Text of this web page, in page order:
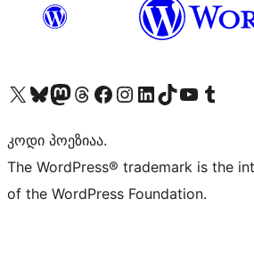
Visit our X (formerly Twitter) account
Visit our Bluesky account
Visit our Mastodon account
Visit our Threads account
Visit our Facebook page
Visit our Instagram account
Visit our LinkedIn account
Visit our TikTok account
Visit our YouTube channel
Visit our Tumblr
კოდი პოეზიაა.
The WordPress® trademark is the
of the WordPress Foundation.